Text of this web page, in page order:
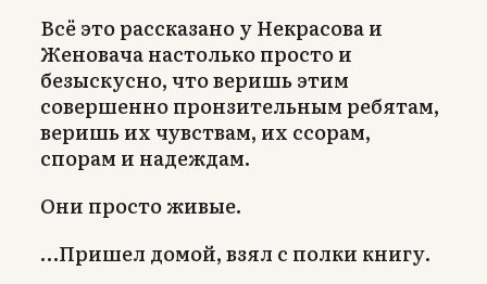
Всё это рассказано у Некрасова и
Женовача настолько просто и
безыскусно, что веришь этим
совершенно пронзительным ребятам,
веришь их чувствам, их ссорам,
спорам и надеждам.
Они просто живые.
…Пришел домой, взял с полки книгу.